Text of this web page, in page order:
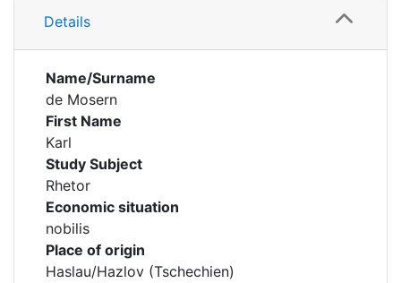
Details
Name/Surname
de Mosern
First Name
Karl
Study Subject
Rhetor
Economic situation
nobilis
Place of origin
Haslau/Hazlov (Tschechien)